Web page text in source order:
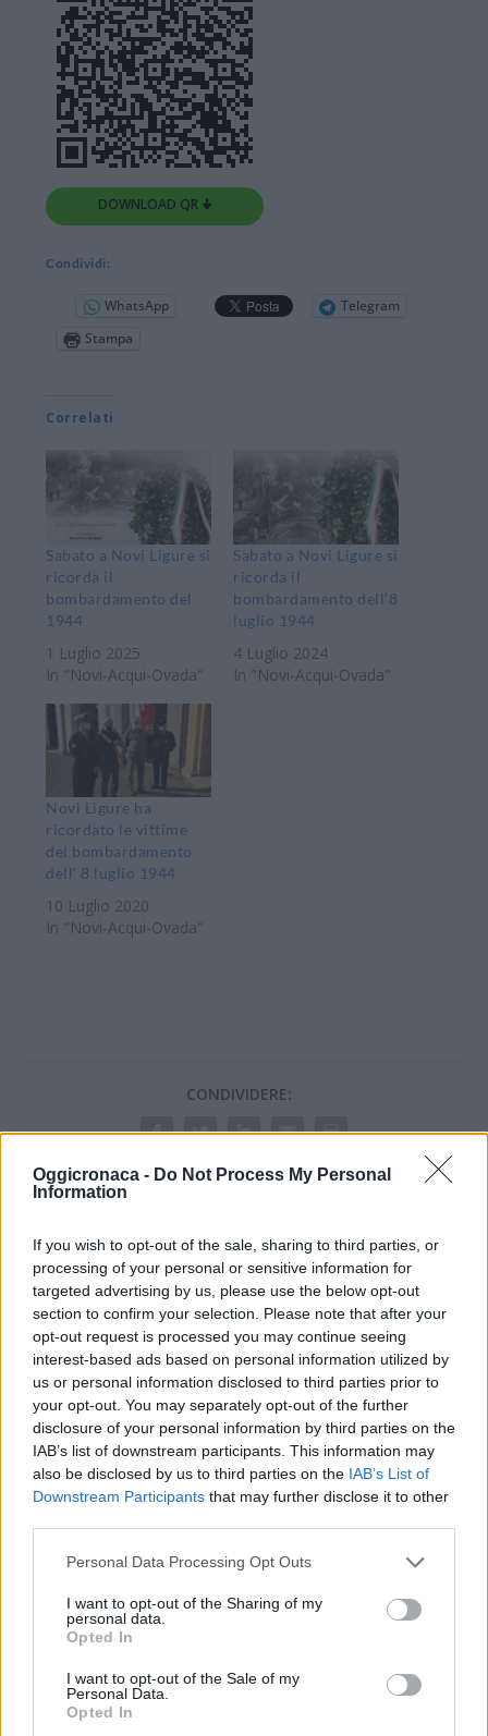
Oggicronaca - Do Not Process My Personal
Information
If you wish to opt-out of the sale, sharing to third parties, or
processing of your personal or sensitive information for
targeted advertising by us, please use the below opt-out
section to confirm your selection. Please note that after your
opt-out request is processed you may continue seeing
interest-based ads based on personal information utilized by
us or personal information disclosed to third parties prior to
your opt-out. You may separately opt-out of the further
disclosure of your personal information by third parties on the
IAB’s list of downstream participants. This information may
also be disclosed by us to third parties on the IAB’s List of
Downstream Participants that may further disclose it to other
Personal Data Processing Opt Outs
I want to opt-out of the Sharing of my
personal data.
Opted In
I want to opt-out of the Sale of my
Personal Data.
Opted In
DOWNLOAD QR 🠋
Condividi:
WhatsApp
Telegram
Stampa
Correlati
Sabato a Novi Ligure si
ricorda il
bombardamento del
1944
1 Luglio 2025
In "Novi-Acqui-Ovada"
Sabato a Novi Ligure si
ricorda il
bombardamento dell’8
luglio 1944
4 Luglio 2024
In "Novi-Acqui-Ovada"
Novi Ligure ha
ricordato le vittime
del bombardamento
dell’ 8 luglio 1944
10 Luglio 2020
In "Novi-Acqui-Ovada"
CONDIVIDERE:
VALUTARE: